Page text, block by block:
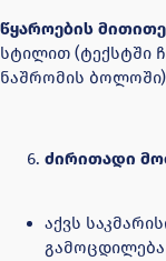
წყაროების
სტილით (ტექსტში
ნაშრომის
ძირითადი
აქვს